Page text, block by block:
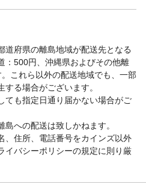
道府県の離島地域が配送先となる
：500円、沖縄県およびその他離
これら以外の配送地域でも、一部
る場合がございます。
ても指定日通り届かない場合がご
への配送は致しかねます。
、住所、電話番号をカインズ以外
イバシーポリシーの規定に則り厳